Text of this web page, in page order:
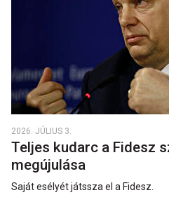
2026. JÚLIUS 3.
Teljes kudarc a Fidesz
megújulása
Saját esélyét játssza el a Fidesz.